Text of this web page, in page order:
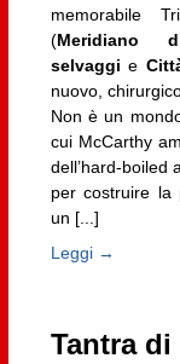
memorabile
(Meridiano
selvaggie
nuovo,
Non è un
cui McCarthy
dell’hard-boiled
per costruire la
un [...]
Leggi →
Tantra